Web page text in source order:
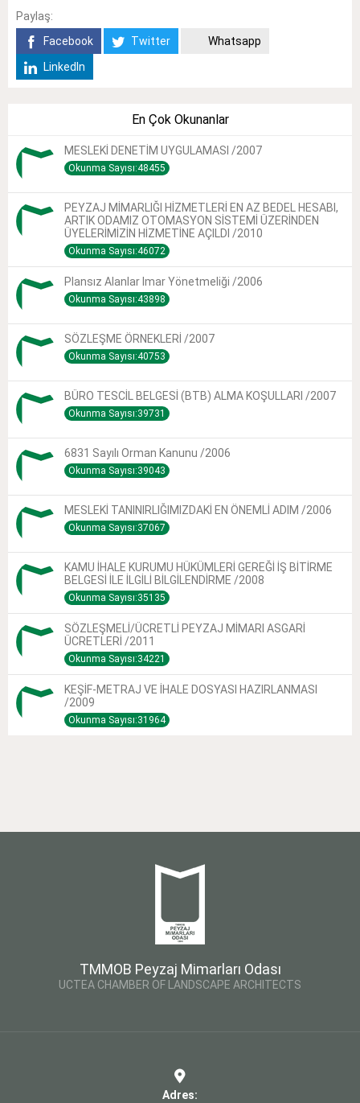
Paylaş:
Facebook
Twitter
Whatsapp
LinkedIn
En Çok Okunanlar
MESLEKİ DENETİM UYGULAMASI /2007
Okunma Sayısı:48455
PEYZAJ MİMARLIĞI HİZMETLERİ EN AZ BEDEL HESABI,
ARTIK ODAMIZ OTOMASYON SİSTEMİ ÜZERİNDEN
ÜYELERİMİZİN HİZMETİNE AÇILDI /2010
Okunma Sayısı:46072
Plansız Alanlar Imar Yönetmeliği /2006
Okunma Sayısı:43898
SÖZLEŞME ÖRNEKLERİ /2007
Okunma Sayısı:40753
BÜRO TESCİL BELGESİ (BTB) ALMA KOŞULLARI /2007
Okunma Sayısı:39731
6831 Sayılı Orman Kanunu /2006
Okunma Sayısı:39043
MESLEKİ TANINIRLIĞIMIZDAKİ EN ÖNEMLİ ADIM /2006
Okunma Sayısı:37067
KAMU İHALE KURUMU HÜKÜMLERİ GEREĞİ İŞ BİTİRME
BELGESİ İLE İLGİLİ BİLGİLENDİRME /2008
Okunma Sayısı:35135
SÖZLEŞMELİ/ÜCRETLİ PEYZAJ MİMARI ASGARİ
ÜCRETLERİ /2011
Okunma Sayısı:34221
KEŞİF-METRAJ VE İHALE DOSYASI HAZIRLANMASI
/2009
Okunma Sayısı:31964
TMMOB Peyzaj Mimarları Odası
UCTEA CHAMBER OF LANDSCAPE ARCHITECTS
Adres: